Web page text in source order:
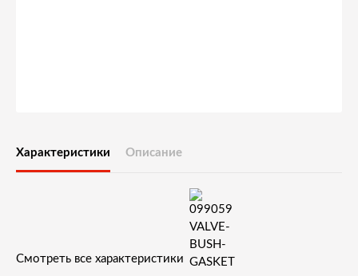
Характеристики Описание
Смотреть все характеристики